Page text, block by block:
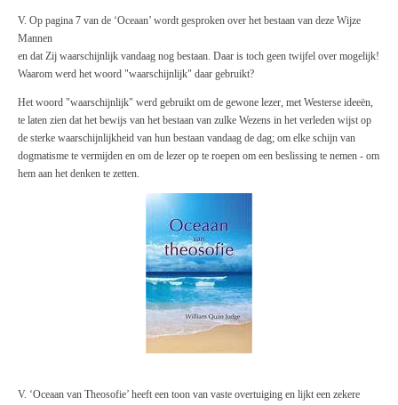
V. Op pagina 7 van de ‘Oceaan’ wordt gesproken over het bestaan van deze Wijze
Mannen
en dat Zij waarschijnlijk vandaag nog bestaan. Daar is toch geen twijfel over mogelijk!
Waarom werd het woord "waarschijnlijk" daar gebruikt?
Het woord "waarschijnlijk" werd gebruikt om de gewone lezer, met Westerse ideeën,
te laten zien dat het bewijs van het bestaan van zulke Wezens in het verleden wijst op
de sterke waarschijnlijkheid van hun bestaan vandaag de dag; om elke schijn van
dogmatisme te vermijden en om de lezer op te roepen om een beslissing te nemen - om
hem aan het denken te zetten.
V. ‘Oceaan van Theosofie’ heeft een toon van vaste overtuiging en lijkt een zekere